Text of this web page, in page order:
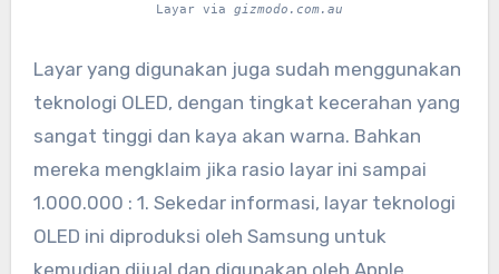
Layar via gizmodo.com.au
Layar yang digunakan juga sudah menggunakan
teknologi OLED, dengan tingkat kecerahan yang
sangat tinggi dan kaya akan warna. Bahkan
mereka mengklaim jika rasio layar ini sampai
1.000.000 : 1. Sekedar informasi, layar teknologi
OLED ini diproduksi oleh Samsung untuk
kemudian dijual dan digunakan oleh Apple.